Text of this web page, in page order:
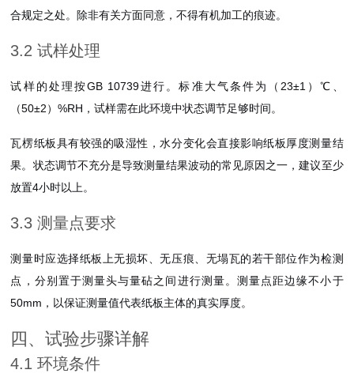
合规定之处。除非有关方面同意，不得有机加工的痕迹。
3.2 试样处理
试样的处理按GB 10739进行。标准大气条件为（23±1）℃、
（50±2）%RH，试样需在此环境中状态调节足够时间。
瓦楞纸板具有较强的吸湿性，水分变化会直接影响纸板厚度测量结
果。状态调节不充分是导致测量结果波动的常见原因之一，建议至少
放置4小时以上。
3.3 测量点要求
测量时应选择纸板上无损坏、无压痕、无塌瓦的若干部位作为检测
点，分别置于测量头与量砧之间进行测量。测量点距边缘不小于
50mm，以保证测量值代表纸板主体的真实厚度。
四、试验步骤详解
4.1 环境条件